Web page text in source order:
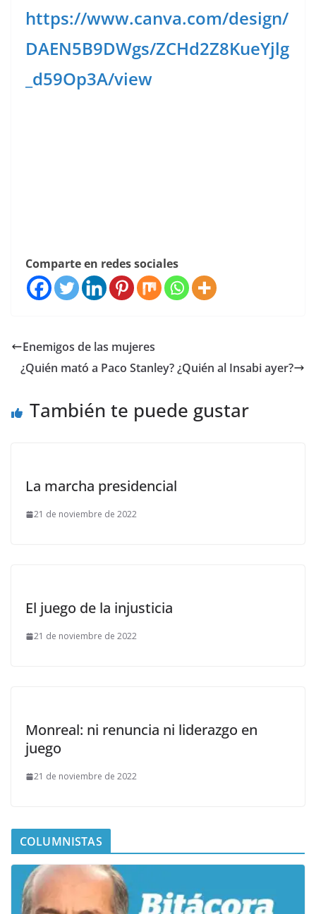
https://www.canva.com/design/
DAEN5B9DWgs/ZCHd2Z8KueYjlg
_d59Op3A/view
Comparte en redes sociales
Enemigos de las mujeres
¿Quién mató a Paco Stanley? ¿Quién al Insabi ayer?
También te puede gustar
La marcha presidencial
21 de noviembre de 2022
El juego de la injusticia
21 de noviembre de 2022
Monreal: ni renuncia ni liderazgo en
juego
21 de noviembre de 2022
COLUMNISTAS